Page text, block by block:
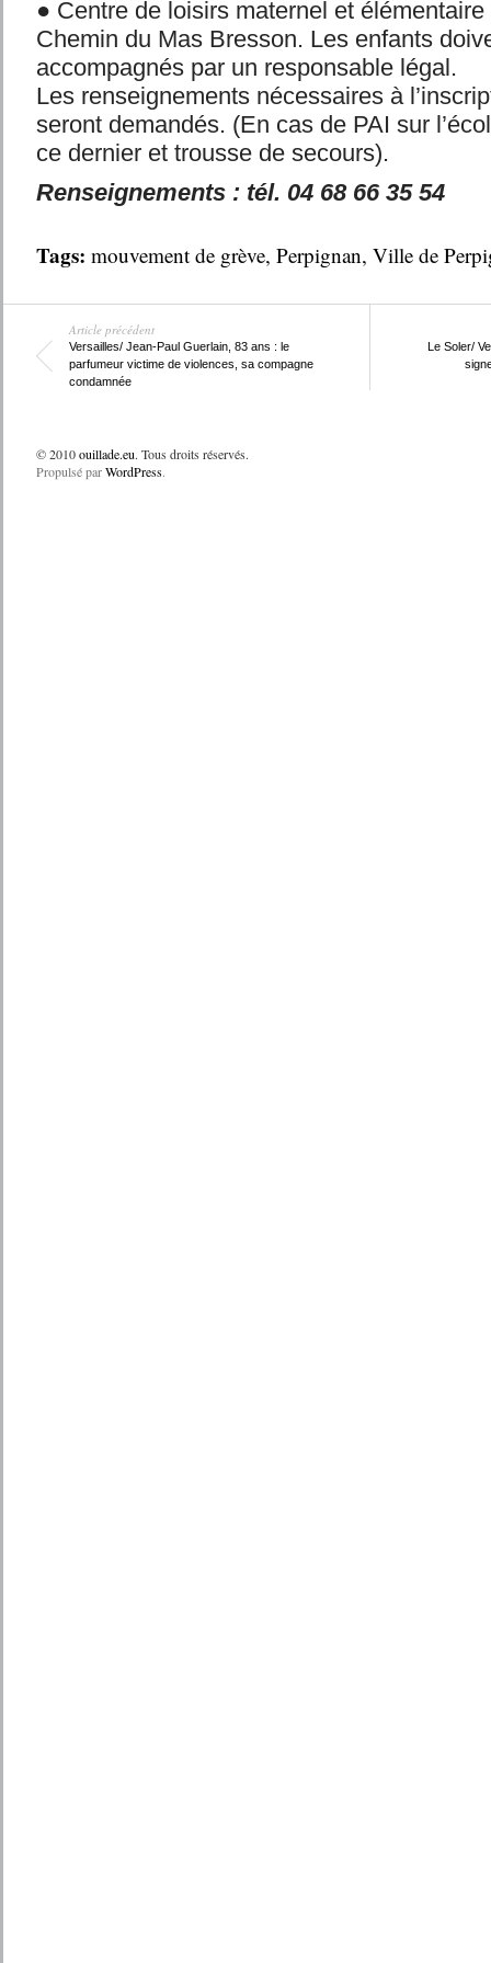
● Centre de loisirs maternel et
Chemin du Mas Bresson. Les enfants
accompagnés par un responsable légal.
Les renseignements nécessaires à
seront demandés. (En cas de PAI sur
ce dernier et trousse de secours).
Renseignements : tél. 04 68 66 35 54
Tags: mouvement de grève, Perpignan, Ville de
Article précédent
Versailles/ Jean-Paul Guerlain, 83 ans : le
parfumeur victime de violences, sa compagne
condamnée
Le Soler/
© 2010ouillade.eu. Tous droits réservés.
Propulsé parWordPress.